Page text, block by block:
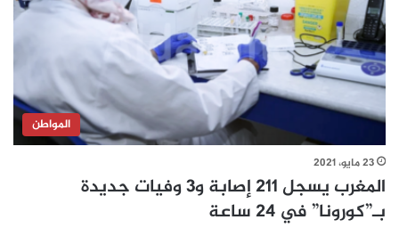
المواطن
23 مايو، 2021
المغرب يسجل 211 إصابة و3 وفيات جديدة
بـ”كورونا” في 24 ساعة‎‎‎‎‎‎‎